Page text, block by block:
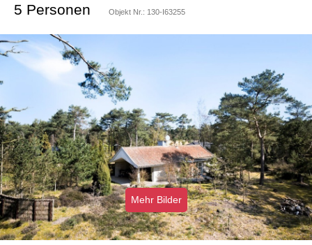
5 Personen Objekt Nr.: 130-I63255
Mehr Bilder